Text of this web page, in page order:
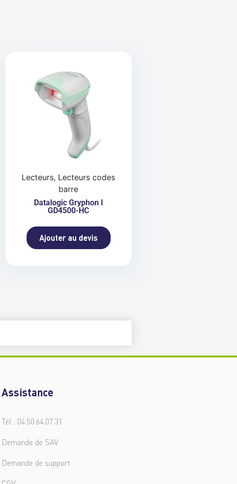
Lecteurs, Lecteurs codes
barre
Datalogic Gryphon I
GD4500-HC
Ajouter au devis
Assistance
Tél : 04.50.64.07.31
Demande de SAV
Demande de support